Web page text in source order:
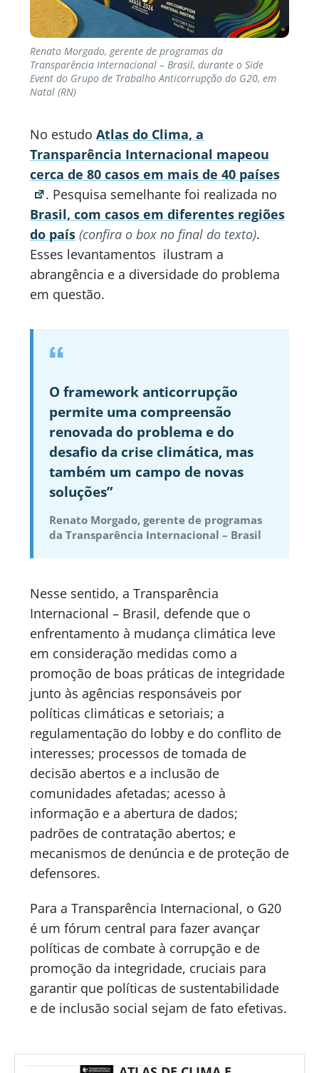
Renato Morgado, gerente de programas da
Transparência Internacional – Brasil, durante o Side
Event do Grupo de Trabalho Anticorrupção do G20, em
Natal (RN)
No estudo Atlas do Clima, a
Transparência Internacional mapeou
cerca de 80 casos em mais de 40 países
. Pesquisa semelhante foi realizada no
Brasil, com casos em diferentes regiões
do país (confira o box no final do texto).
Esses levantamentos ilustram a
abrangência e a diversidade do problema
em questão.
O framework anticorrupção
permite uma compreensão
renovada do problema e do
desafio da crise climática, mas
também um campo de novas
soluções”
Renato Morgado, gerente de programas
da Transparência Internacional – Brasil
Nesse sentido, a Transparência
Internacional – Brasil, defende que o
enfrentamento à mudança climática leve
em consideração medidas como a
promoção de boas práticas de integridade
junto às agências responsáveis por
políticas climáticas e setoriais; a
regulamentação do lobby e do conflito de
interesses; processos de tomada de
decisão abertos e a inclusão de
comunidades afetadas; acesso à
informação e a abertura de dados;
padrões de contratação abertos; e
mecanismos de denúncia e de proteção de
defensores.
Para a Transparência Internacional, o G20
é um fórum central para fazer avançar
políticas de combate à corrupção e de
promoção da integridade, cruciais para
garantir que políticas de sustentabilidade
e de inclusão social sejam de fato efetivas.